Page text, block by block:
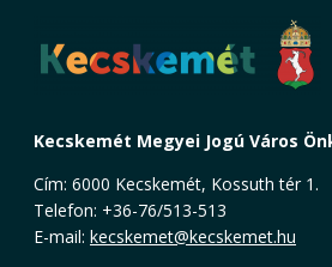
Kecskemét Megyei Jogú Város
Cím: 6000 Kecskemét, Kossuth tér 1.
Telefon: +36-76/513-513
E-mail: kecskemet@kecskemet.hu